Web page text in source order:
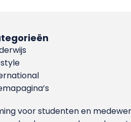
voor studenten en